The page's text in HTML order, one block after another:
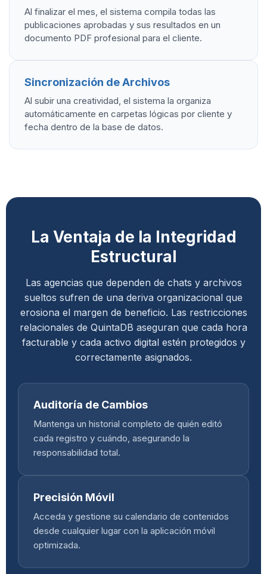
Al finalizar el mes, el sistema compila todas las
publicaciones aprobadas y sus resultados en un
documento PDF profesional para el cliente.
Sincronización de Archivos
Al subir una creatividad, el sistema la organiza
automáticamente en carpetas lógicas por cliente y
fecha dentro de la base de datos.
La Ventaja de la Integridad
Estructural
Las agencias que dependen de chats y archivos
sueltos sufren de una deriva organizacional que
erosiona el margen de beneficio. Las restricciones
relacionales de QuintaDB aseguran que cada hora
facturable y cada activo digital estén protegidos y
correctamente asignados.
Auditoría de Cambios
Mantenga un historial completo de quién editó
cada registro y cuándo, asegurando la
responsabilidad total.
Precisión Móvil
Acceda y gestione su calendario de contenidos
desde cualquier lugar con la aplicación móvil
optimizada.